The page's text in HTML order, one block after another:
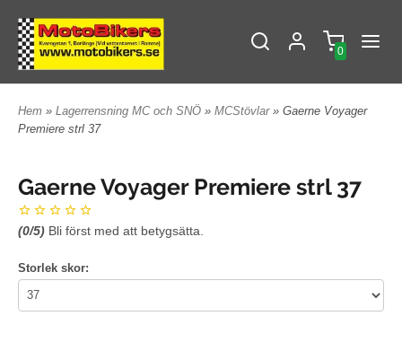
0
Hem » Lagerrensning MC och SNÖ » MCStövlar » Gaerne Voyager
Premiere strl 37
Gaerne Voyager Premiere strl 37
(0/5) Bli först med att betygsätta.
Storlek skor: